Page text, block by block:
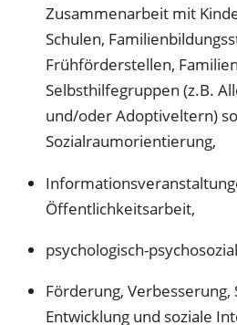
Zusammenarbeit mit
Schulen,
Frühförderstellen,
Selbsthilfegruppen (z.B.
und/oder Adoptiveltern)
Sozialraumorientierung,
Öffentlichkeitsarbeit,
psychologisch-
Förderung,
Entwicklung und soziale